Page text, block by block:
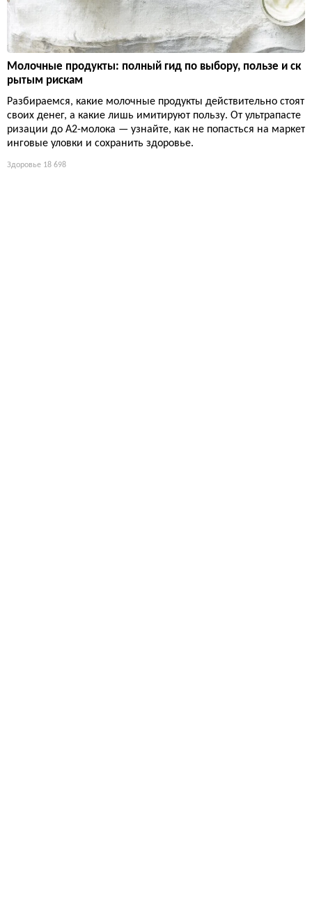
Молочные продукты: полный гид по выбору, пользе и ск
рытым рискам
Разбираемся, какие молочные продукты действительно стоят
своих денег, а какие лишь имитируют пользу. От ультрапасте
ризации до А2-молока — узнайте, как не попасться на маркет
инговые уловки и сохранить здоровье.
Здоровье 18 698